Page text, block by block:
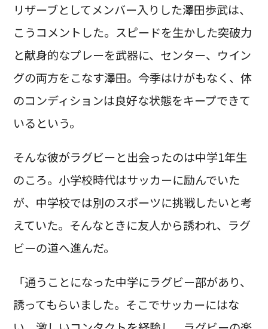
リザーブとしてメンバー入りした澤田歩武は、
こうコメントした。スピードを生かした突破力
と献身的なプレーを武器に、センター、ウイン
グの両方をこなす澤田。今季はけがもなく、体
のコンディションは良好な状態をキープできて
いるという。
そんな彼がラグビーと出会ったのは中学1年生
のころ。小学校時代はサッカーに励んでいた
が、中学校では別のスポーツに挑戦したいと考
えていた。そんなときに友人から誘われ、ラグ
ビーの道へ進んだ。
「通うことになった中学にラグビー部があり、
誘ってもらいました。そこでサッカーにはな